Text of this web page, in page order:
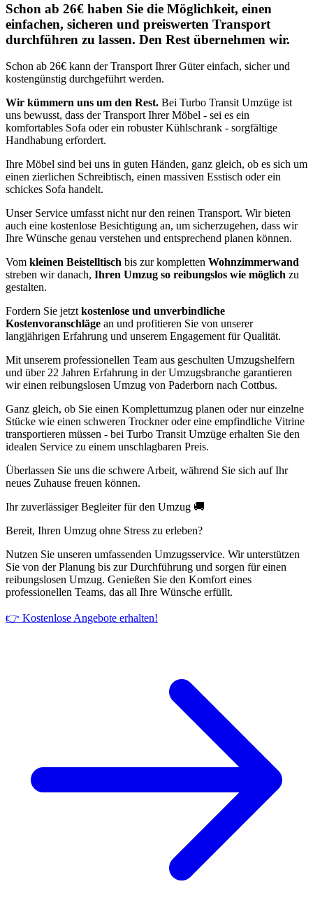
Schon ab 26€ haben Sie die Möglichkeit, einen
einfachen, sicheren und preiswerten Transport
durchführen zu lassen. Den Rest übernehmen wir.
Schon ab 26€ kann der Transport Ihrer Güter einfach, sicher und
kostengünstig durchgeführt werden.
Wir kümmern uns um den Rest. Bei Turbo Transit Umzüge ist
uns bewusst, dass der Transport Ihrer Möbel - sei es ein
komfortables Sofa oder ein robuster Kühlschrank - sorgfältige
Handhabung erfordert.
Ihre Möbel sind bei uns in guten Händen, ganz gleich, ob es sich um
einen zierlichen Schreibtisch, einen massiven Esstisch oder ein
schickes Sofa handelt.
Unser Service umfasst nicht nur den reinen Transport. Wir bieten
auch eine kostenlose Besichtigung an, um sicherzugehen, dass wir
Ihre Wünsche genau verstehen und entsprechend planen können.
Vom kleinen Beistelltisch bis zur kompletten Wohnzimmerwand
streben wir danach, Ihren Umzug so reibungslos wie möglich zu
gestalten.
Fordern Sie jetzt kostenlose und unverbindliche
Kostenvoranschläge an und profitieren Sie von unserer
langjährigen Erfahrung und unserem Engagement für Qualität.
Mit unserem professionellen Team aus geschulten Umzugshelfern
und über 22 Jahren Erfahrung in der Umzugsbranche garantieren
wir einen reibungslosen Umzug von Paderborn nach Cottbus.
Ganz gleich, ob Sie einen Komplettumzug planen oder nur einzelne
Stücke wie einen schweren Trockner oder eine empfindliche Vitrine
transportieren müssen - bei Turbo Transit Umzüge erhalten Sie den
idealen Service zu einem unschlagbaren Preis.
Überlassen Sie uns die schwere Arbeit, während Sie sich auf Ihr
neues Zuhause freuen können.
Ihr zuverlässiger Begleiter für den Umzug 🚚
Bereit, Ihren Umzug ohne Stress zu erleben?
Nutzen Sie unseren umfassenden Umzugsservice. Wir unterstützen
Sie von der Planung bis zur Durchführung und sorgen für einen
reibungslosen Umzug. Genießen Sie den Komfort eines
professionellen Teams, das all Ihre Wünsche erfüllt.
👉 Kostenlose Angebote erhalten!